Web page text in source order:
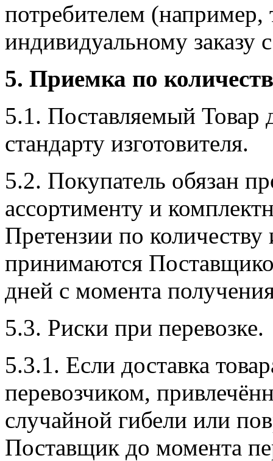
потребителем (например,
индивидуальному заказу
5. Приемка по
5.1. Поставляемый Товар
стандарту изготовителя.
5.2. Покупатель обязан
ассортименту и
Претензии по количеству
принимаются
дней с момента
5.3. Риски при перевозке.
5.3.1. Если доставка
перевозчиком,
случайной гибели или
Поставщик до момента